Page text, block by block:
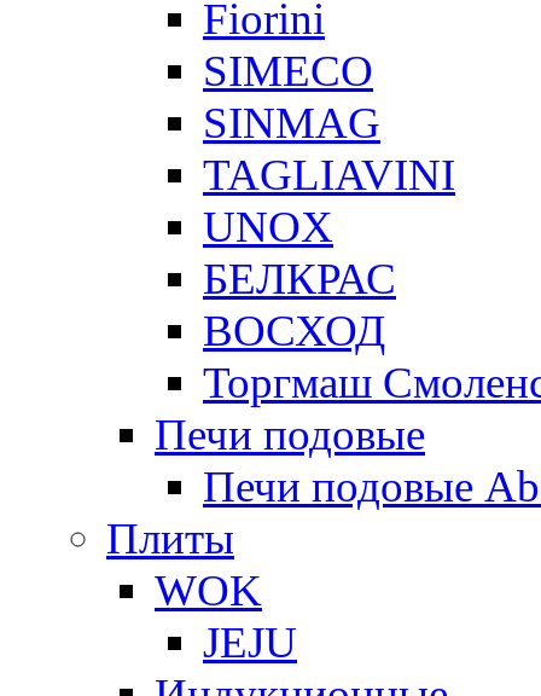
Fiorini
SIMECO
SINMAG
TAGLIAVINI
UNOX
БЕЛКРАС
ВОСХОД
Торгмаш
Печи подовые
Печи подовые
Плиты
WOK
JEJU